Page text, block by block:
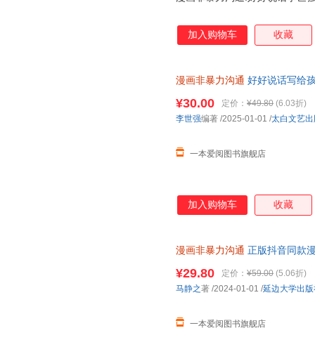
加入购物车 收藏
漫画非暴力沟通 好好说话写给
¥30.00 定价： ¥49.80 (6.03折)
一本爱阅图书旗舰店
李世强编著 /2025-01-01 /太白文艺
加入购物车 收藏
漫画非暴力沟通 正版抖音同款
¥29.80 定价： ¥59.00 (5.06折)
一本爱阅图书旗舰店
马静之著 /2024-01-01 /延边大学出